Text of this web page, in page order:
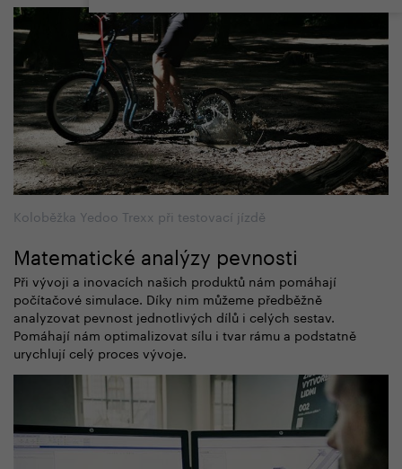
Koloběžka Yedoo Trexx při testovací jízdě
Matematické analýzy pevnosti
Při vývoji a inovacích našich produktů nám pomáhají
počítačové simulace. Díky nim můžeme předběžně
analyzovat pevnost jednotlivých dílů i celých sestav.
Pomáhají nám optimalizovat sílu i tvar rámu a podstatně
urychlují celý proces vývoje.